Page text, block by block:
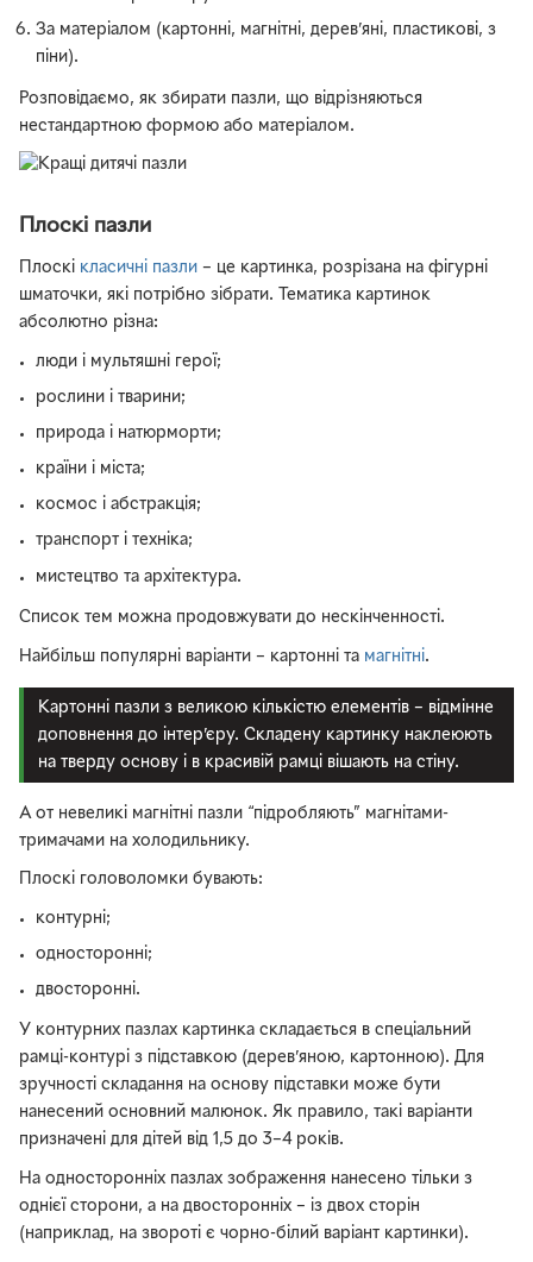
За матеріалом (картонні, магнітні, дерев’яні, пластикові, з
піни).
Розповідаємо, як збирати пазли, що відрізняються
нестандартною формою або матеріалом.
Плоскі пазли
Плоскі класичні пазли – це картинка, розрізана на фігурні
шматочки, які потрібно зібрати. Тематика картинок
абсолютно різна:
люди і мультяшні герої;
рослини і тварини;
природа і натюрморти;
країни і міста;
космос і абстракція;
транспорт і техніка;
мистецтво та архітектура.
Список тем можна продовжувати до нескінченності.
Найбільш популярні варіанти – картонні та магнітні.
Картонні пазли з великою кількістю елементів – відмінне
доповнення до інтер’єру. Складену картинку наклеюють
на тверду основу і в красивій рамці вішають на стіну.
А от невеликі магнітні пазли “підробляють” магнітами-
тримачами на холодильнику.
Плоскі головоломки бувають:
контурні;
односторонні;
двосторонні.
У контурних пазлах картинка складається в спеціальний
рамці-контурі з підставкою (дерев’яною, картонною). Для
зручності складання на основу підставки може бути
нанесений основний малюнок. Як правило, такі варіанти
призначені для дітей від 1,5 до 3–4 років.
На односторонніх пазлах зображення нанесено тільки з
однієї сторони, а на двосторонніх – із двох сторін
(наприклад, на звороті є чорно-білий варіант картинки).